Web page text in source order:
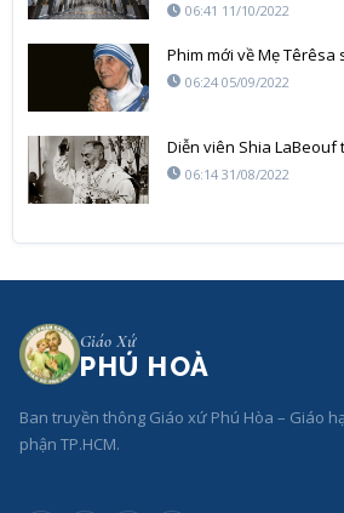
06:41 11/10/2022
Phim mới về Mẹ Têrêsa
06:24 05/09/2022
Diễn viên Shia LaBeouf
06:14 31/08/2022
Giáo Xứ
PHÚ HOÀ
Ban truyền thông Giáo xứ Phú Hòa – Giáo
phận TP.HCM.